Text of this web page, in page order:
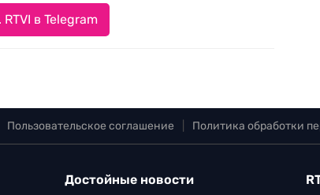
в Telegram
Пользовательское соглашение Политика обработки
Достойные новости